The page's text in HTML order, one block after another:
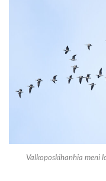
Valkoposkihanhia meni